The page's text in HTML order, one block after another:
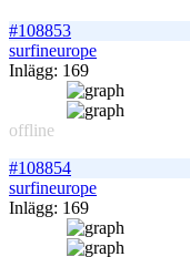
#108853
surfineurope
Inlägg: 169
offline
#108854
surfineurope
Inlägg: 169